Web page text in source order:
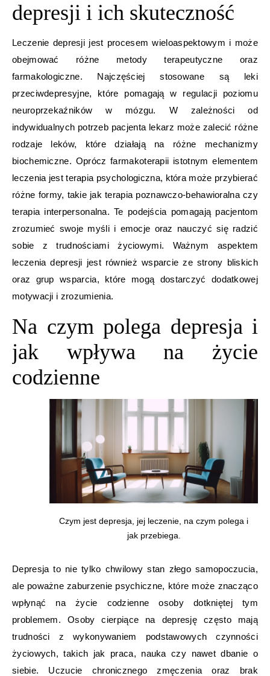
depresji i ich skuteczność
Leczenie depresji jest procesem wieloaspektowym i może
obejmować różne metody terapeutyczne oraz
farmakologiczne. Najczęściej stosowane są leki
przeciwdepresyjne, które pomagają w regulacji poziomu
neuroprzekaźników w mózgu. W zależności od
indywidualnych potrzeb pacjenta lekarz może zalecić różne
rodzaje leków, które działają na różne mechanizmy
biochemiczne. Oprócz farmakoterapii istotnym elementem
leczenia jest terapia psychologiczna, która może przybierać
różne formy, takie jak terapia poznawczo-behawioralna czy
terapia interpersonalna. Te podejścia pomagają pacjentom
zrozumieć swoje myśli i emocje oraz nauczyć się radzić
sobie z trudnościami życiowymi. Ważnym aspektem
leczenia depresji jest również wsparcie ze strony bliskich
oraz grup wsparcia, które mogą dostarczyć dodatkowej
motywacji i zrozumienia.
Na czym polega depresja i
jak wpływa na życie
codzienne
Czym jest depresja, jej leczenie, na czym polega i
jak przebiega.
Depresja to nie tylko chwilowy stan złego samopoczucia,
ale poważne zaburzenie psychiczne, które może znacząco
wpłynąć na życie codzienne osoby dotkniętej tym
problemem. Osoby cierpiące na depresję często mają
trudności z wykonywaniem podstawowych czynności
życiowych, takich jak praca, nauka czy nawet dbanie o
siebie. Uczucie chronicznego zmęczenia oraz brak